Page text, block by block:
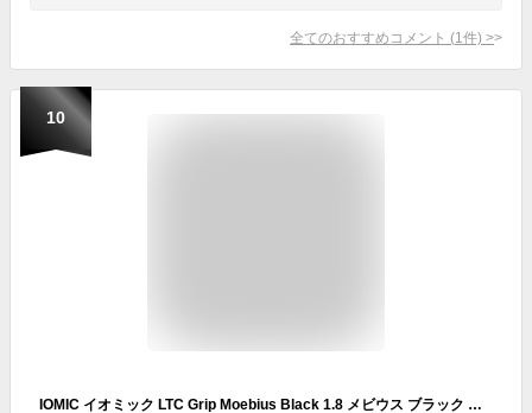
全てのおすすめコメント (1 件) >
10
IOMIC イオミック LTC Grip Moebius Black 1.8 メビウス ブラック ゴルフグリップ 【ゴルフ グリップ交換 バックライン サイズ ゴルフ用品 太さ 硬さ フィット感 滑らない】